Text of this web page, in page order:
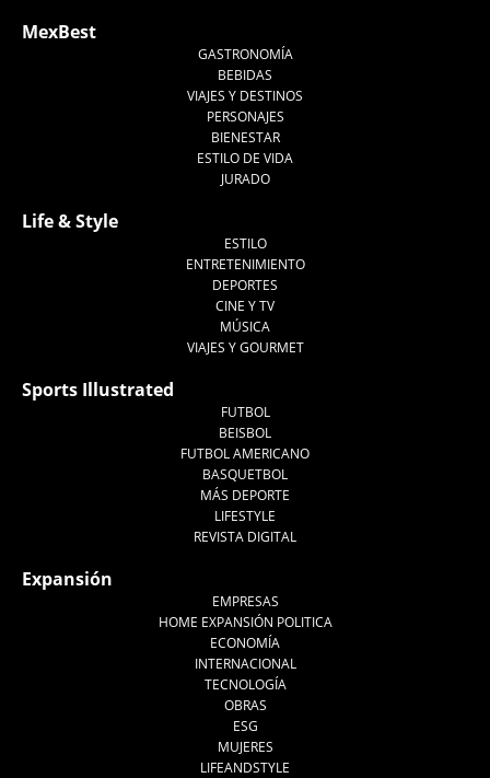
MexBest
GASTRONOMÍA
BEBIDAS
VIAJES Y DESTINOS
PERSONAJES
BIENESTAR
ESTILO DE VIDA
JURADO
Life & Style
ESTILO
ENTRETENIMIENTO
DEPORTES
CINE Y TV
MÚSICA
VIAJES Y GOURMET
Sports Illustrated
FUTBOL
BEISBOL
FUTBOL AMERICANO
BASQUETBOL
MÁS DEPORTE
LIFESTYLE
REVISTA DIGITAL
Expansión
EMPRESAS
HOME EXPANSIÓN POLITICA
ECONOMÍA
INTERNACIONAL
TECNOLOGÍA
OBRAS
ESG
MUJERES
LIFEANDSTYLE